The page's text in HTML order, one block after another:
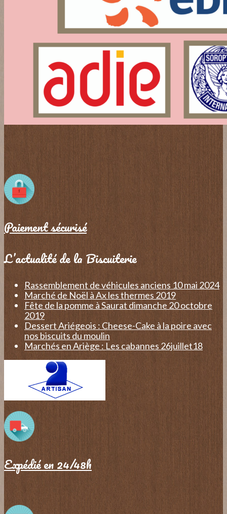
Paiement sécurisé
L’actualité de la Biscuiterie
Rassemblement de véhicules anciens 10 mai 2024
Marché de Noël à Ax les thermes 2019
Fête de la pomme à Saurat dimanche 20 octobre
2019
Dessert Ariégeois : Cheese-Cake à la poire avec
nos biscuits du moulin
Marchés en Ariège : Les cabannes 26juillet18
Expédié en 24/48h